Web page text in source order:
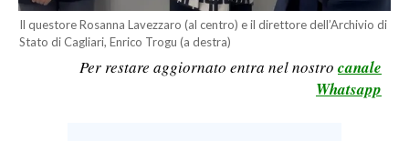
BASKET
VOLLEY
Il questore Rosanna Lavezzaro (al centro) e il direttore dell’Archivio di
Stato di Cagliari, Enrico Trogu (a destra)
Per restare aggiornato entra nel nostro canale
Whatsapp